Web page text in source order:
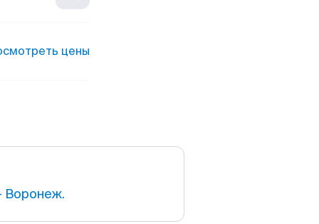
цены
Воронеж.